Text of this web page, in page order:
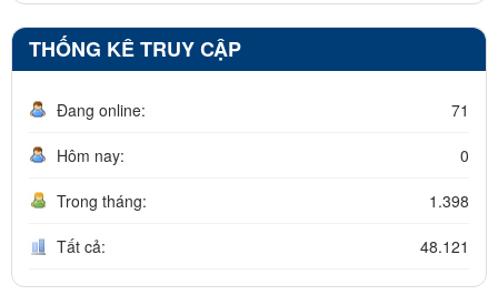
THỐNG KÊ TRUY CẬP
Đang online: 71
Hôm nay: 0
Trong tháng: 1.398
Tất cả: 48.121